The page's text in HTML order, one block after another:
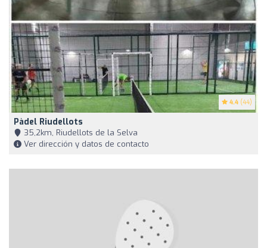
4.4 (44)
Pàdel Riudellots
35,2km, Riudellots de la Selva
Ver dirección y datos de contacto